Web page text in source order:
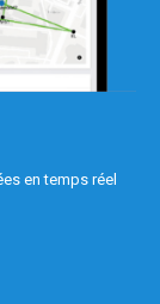
en temps réel